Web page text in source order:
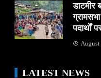
डाटमीर
पदार्थों
August
LATEST NEWS